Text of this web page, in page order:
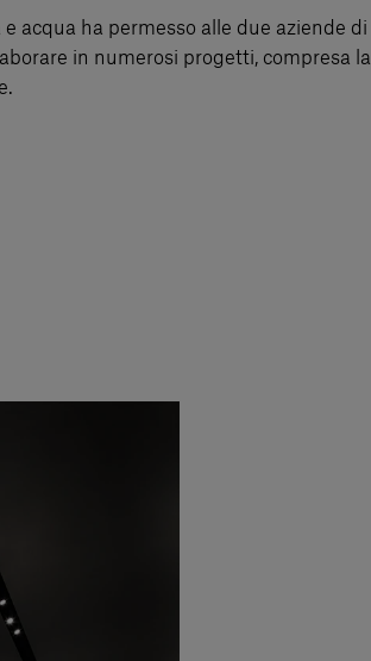
acqua ha permesso alle due aziende di
in numerosi progetti, compresa la